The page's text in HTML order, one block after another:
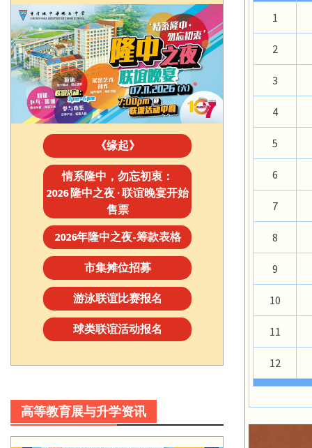
1
2
3
4
5
6
7
8
9
10
11
12
《缘起》
情系隆中，勿忘初衷：
2026 隆中之夜 · 联谊晚宴开始
售票
2026年隆中之夜-筹款表格
市集摊位招募
游泳联谊比赛报名
球类联谊活动报名
高等教育展与升学资讯